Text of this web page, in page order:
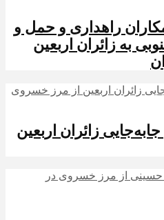
راهداری و حمل و
به زائران اربعین
زائران اربعین